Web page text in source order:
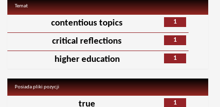
Temat
1
contentious topics
1
critical reflections
1
higher education
Posiada pliki pozycji
1
true